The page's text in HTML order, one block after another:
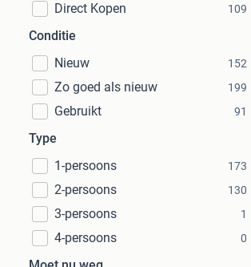
Direct Kopen
109
Conditie
Nieuw
152
Zo goed als nieuw 199
Gebruikt 91
Type
1-persoons
173
2-persoons 130
3-persoons 1
4-persoons 0